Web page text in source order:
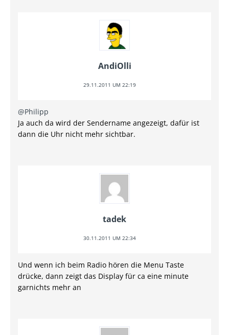
AndiOlli
29.11.2011 UM 22:19
@Philipp
Ja auch da wird der Sendername angezeigt, dafür ist
dann die Uhr nicht mehr sichtbar.
tadek
30.11.2011 UM 22:34
Und wenn ich beim Radio hören die Menu Taste
drücke, dann zeigt das Display für ca eine minute
garnichts mehr an